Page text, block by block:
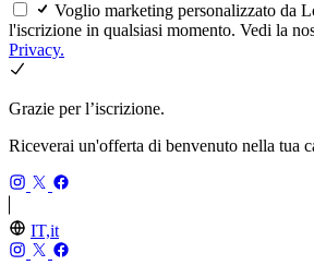
Voglio marketing personalizzato da
l'iscrizione in qualsiasi momento. Vedi la
Privacy.
Grazie per l’iscrizione.
Riceverai un'offerta di benvenuto nella tua
IT,it